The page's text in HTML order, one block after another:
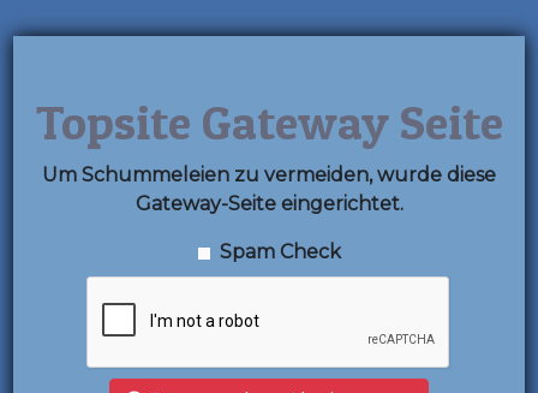
Topsite Gateway Seite
Um Schummeleien zu vermeiden, wurde diese
Gateway-Seite eingerichtet.
Spam Check